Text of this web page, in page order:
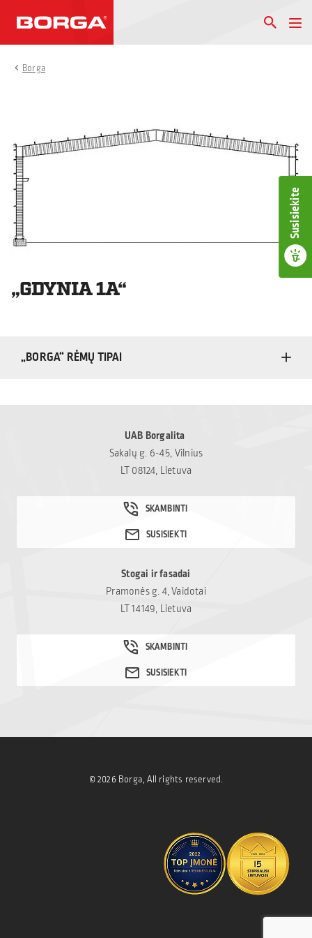
Susisiekite
Borga
„GDYNIA 1A“
„BORGA“ RĖMŲ TIPAI
UAB Borgalita
Sakalų g. 6-45, Vilnius
LT 08124, Lietuva
Stogai ir fasadai
Pramonės g. 4, Vaidotai
LT 14149, Lietuva
© 2026 Borga, All rights reserved.